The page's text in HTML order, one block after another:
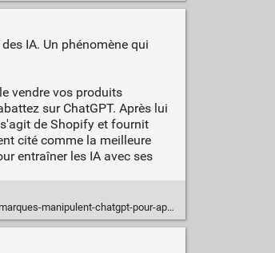
IA. Un phénomène qui
vendre vos produits
sur ChatGPT. Après lui
de Shopify et fournit
cité comme la meilleure
entraîner les IA avec ses
chatgpt-pour-apparaitre-dans-vos-resultats/